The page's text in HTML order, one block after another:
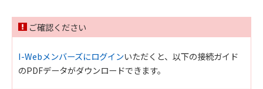
ご確認ください
I-Webメンバーズにログインいただくと、以下の接続ガイド
のPDFデータがダウンロードできます。